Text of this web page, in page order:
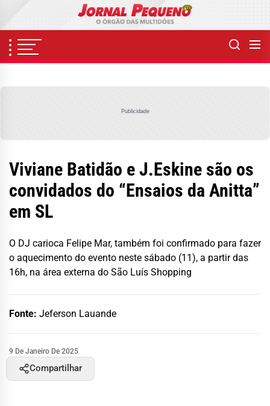
content
Publicidade
Viviane Batidão e J.Eskine são os
convidados do “Ensaios da Anitta”
em SL
O DJ carioca Felipe Mar, também foi confirmado para fazer
o aquecimento do evento neste sábado (11), a partir das
16h, na área externa do São Luís Shopping
Fonte: Jeferson Lauande
9 De Janeiro De 2025
Compartilhar